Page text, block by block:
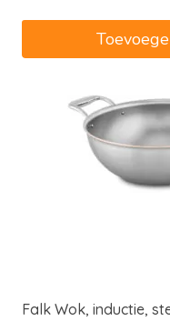
€318,18.
Falk Wok, inductie,